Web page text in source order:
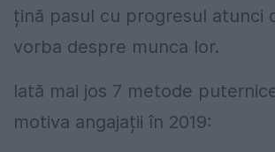
țină pasul cu progresul atunci
vorba despre munca lor.
Iată mai jos 7 metode
motiva angajații în 2019: